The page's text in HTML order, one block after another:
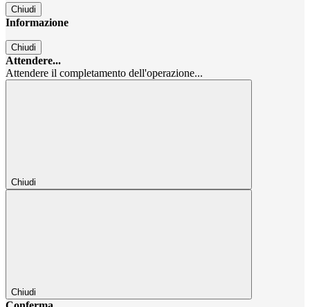
Chiudi
Informazione
Chiudi
Attendere...
Attendere il completamento dell'operazione...
Chiudi
Chiudi